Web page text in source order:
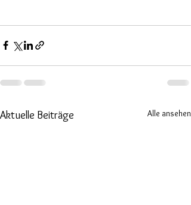
Aktuelle Beiträge Alle ansehen